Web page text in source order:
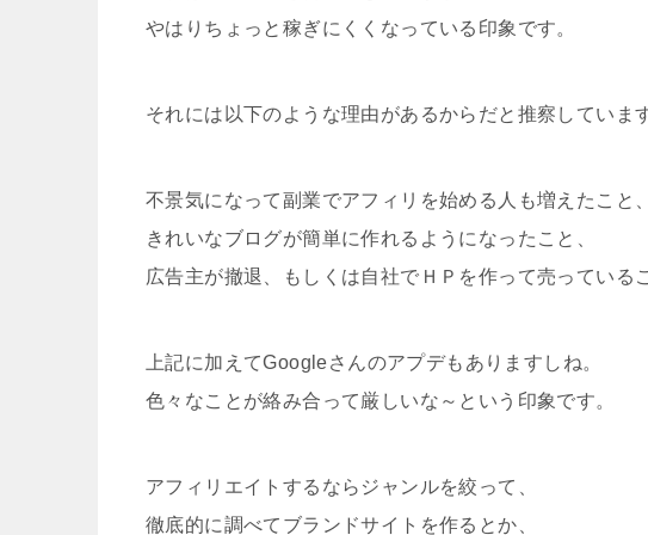
やはりちょっと稼ぎにくくなっている印象です。
それには以下のような理由があるからだと推察していま
不景気になって副業でアフィリを始める人も増えたこと、
きれいなブログが簡単に作れるようになったこと、
広告主が撤退、もしくは自社でＨＰを作って売っている
上記に加えてGoogleさんのアプデもありますしね。
色々なことが絡み合って厳しいな～という印象です。
アフィリエイトするならジャンルを絞って、
徹底的に調べてブランドサイトを作るとか、